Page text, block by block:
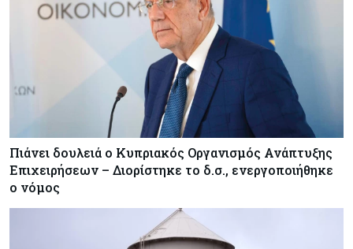
Πιάνει δουλειά ο Κυπριακός Οργανισμός Ανάπτυξης
Επιχειρήσεων – Διορίστηκε το δ.σ., ενεργοποιήθηκε
ο νόμος